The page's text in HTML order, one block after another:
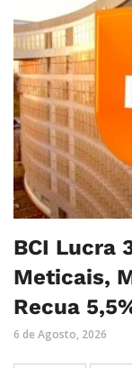
BCI Lucra
Meticais,
Recua
6 de Agosto, 2026